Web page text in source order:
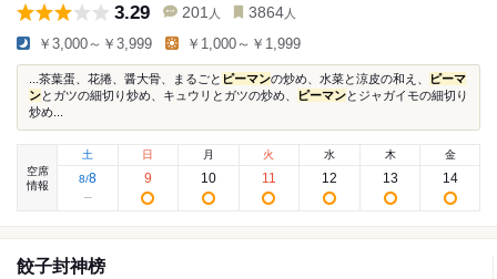
3.29 201 人 3864 人
￥3,000～￥3,999 ￥1,000～￥1,999
...茶葉蛋、花捲、醤大骨、まるごと ピーマンの炒め、水菜と涼皮の和え、
ピーマ
ンとガツの細切り炒め、キュウリとガツの炒め、 ピーマンとジャガイモの細切り
炒め...
空席
情報
土
8/8
日
9
月
10
火
11
水
12
木
13
金
14
餃子封神榜